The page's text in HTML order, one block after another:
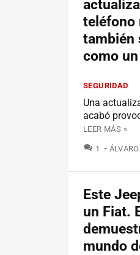
teléfono
también
como
SEGURIDAD
Una
acabó
LEER MÁS »
1
Este
un Fiat.
mundo